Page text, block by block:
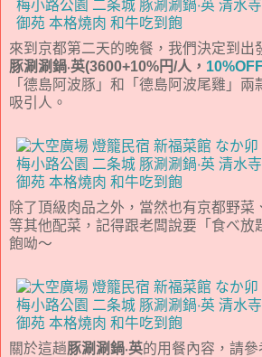
來到京都第二天的晚餐，我們決定到出
豚涮涮鍋‧英(3600+10%円/人，
「德島阿波豚」和「德島阿波尾雞」
吸引人。
除了頂級肉品之外，當然也有京都野菜
等其他配菜，記得跟老闆說要「食べ放
飽呦～
關於這趟豚涮涮鍋‧英的用餐內容，請參